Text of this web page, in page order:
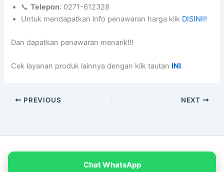
📞Telepon: 0271-612328
Untuk mendapatkan info penawaran harga klik DISINI!!
Dan dapatkan penawaran menarik!!!
Cek layanan produk lainnya dengan klik tautan INI.
PREVIOUS NEXT
Chat WhatsApp